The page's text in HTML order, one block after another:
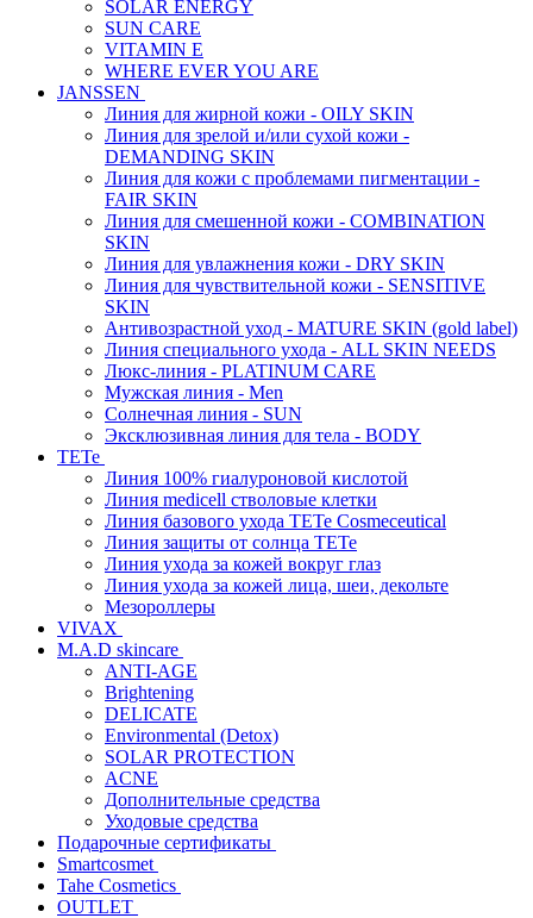
SOLAR ENERGY
SUN CARE
VITAMIN E
WHERE EVER YOU ARE
JANSSEN
Линия для жирной кожи - OILY SKIN
Линия для зрелой и/или сухой кожи -
DEMANDING SKIN
Линия для кожи с проблемами пигментации -
FAIR SKIN
Линия для смешенной кожи - COMBINATION
SKIN
Линия для увлажнения кожи - DRY SKIN
Линия для чувствительной кожи - SENSITIVE
SKIN
Антивозрастной уход - MATURE SKIN (gold label)
Линия специального ухода - ALL SKIN NEEDS
Люкс-линия - PLATINUM CARE
Мужская линия - Men
Солнечная линия - SUN
Эксклюзивная линия для тела - BODY
TETe
Линия 100% гиалуроновой кислотой
Линия medicell стволовые клетки
Линия базового ухода TETe Cosmeceutical
Линия защиты от солнца TETe
Линия ухода за кожей вокруг глаз
Линия ухода за кожей лица, шеи, декольте
Мезороллеры
VIVAX
M.A.D skincare
ANTI-AGE
Brightening
DELICATE
Environmental (Detox)
SOLAR PROTECTION
АCNE
Дополнительные средства
Уходовые средства
Подарочные сертификаты
Smartcosmet
Tahe Cosmetics
OUTLET